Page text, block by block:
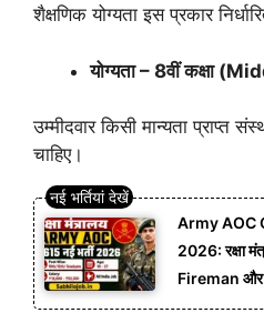
शैक्षणिक योग्यता इस प्रकार
योग्यता – 8वीं कक्षा
उम्मीदवार किसी मान्यता प्राप्त
चाहिए।
Army AOC
2026: रक्षा
Fireman और